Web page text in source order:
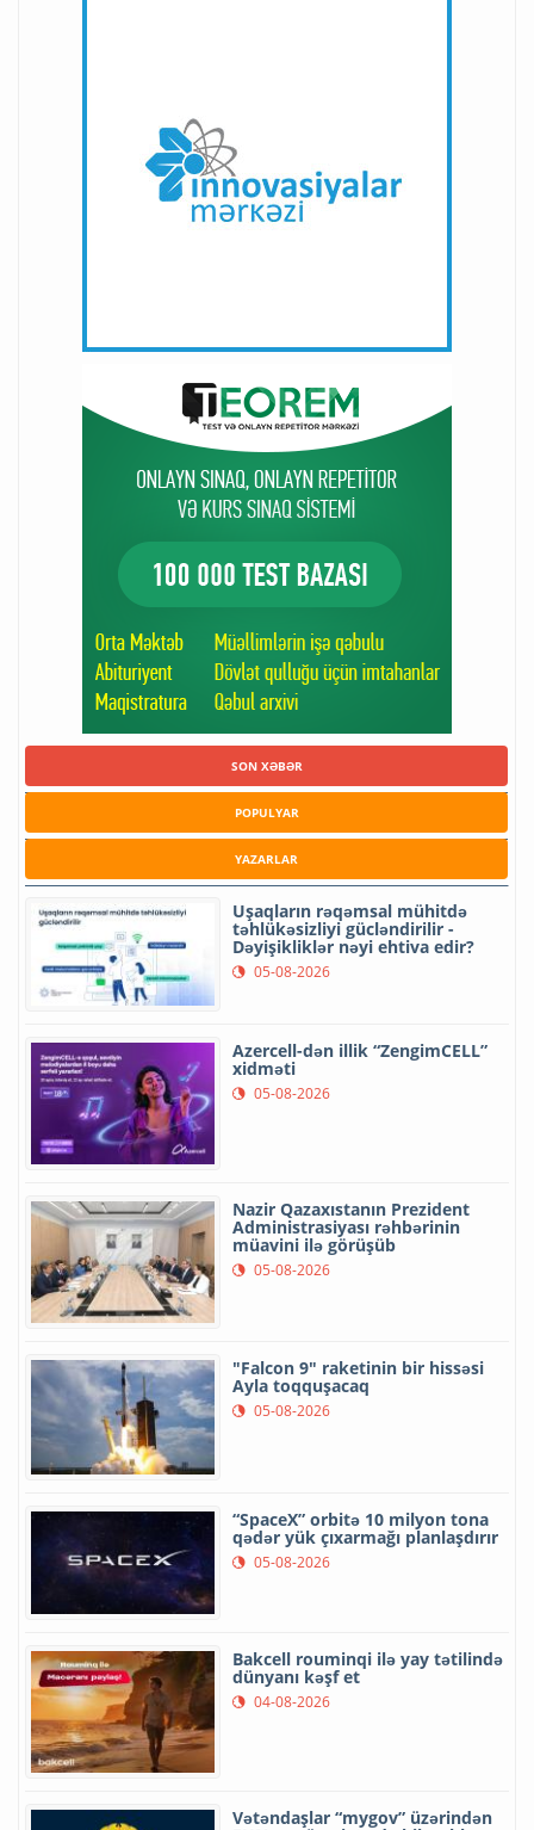
SON XƏBƏR
POPULYAR
YAZARLAR
Uşaqların rəqəmsal mühitdə
təhlükəsizliyi gücləndirilir -
Dəyişikliklər nəyi ehtiva edir?
05-08-2026
Azercell-dən illik “ZengimCELL”
xidməti
05-08-2026
Nazir Qazaxıstanın Prezident
Administrasiyası rəhbərinin
müavini ilə görüşüb
05-08-2026
"Falcon 9" raketinin bir hissəsi
Ayla toqquşacaq
05-08-2026
“SpaceX” orbitə 10 milyon tona
qədər yük çıxarmağı planlaşdırır
05-08-2026
Bakcell rouminqi ilə yay tətilində
dünyanı kəşf et
04-08-2026
Vətəndaşlar “mygov” üzərindən